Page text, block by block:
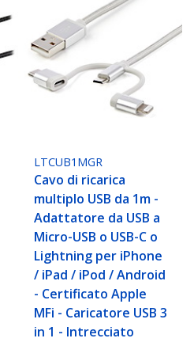
LTCUB1MGR
Cavo di ricarica
multiplo USB da 1m -
Adattatore da USB a
Micro-USB o USB-C o
Lightning per iPhone
/ iPad / iPod / Android
- Certificato Apple
MFi - Caricatore USB 3
in 1 - Intrecciato